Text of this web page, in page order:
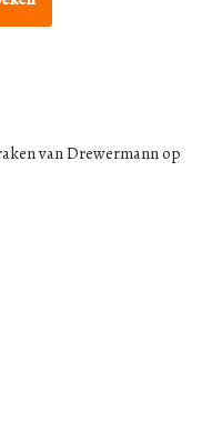
van Drewermann op